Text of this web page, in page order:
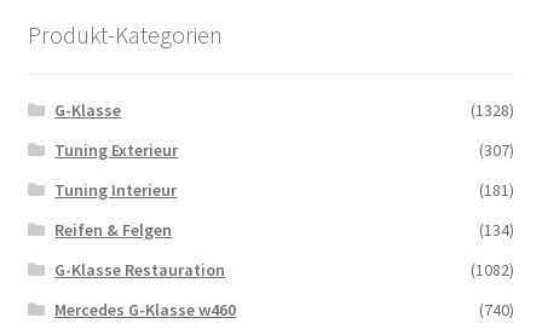
Produkt-Kategorien
G-Klasse
(1328)
Tuning Exterieur
(307)
Tuning Interieur
(181)
Reifen & Felgen
(134)
G-Klasse Restauration
(1082)
Mercedes G-Klasse w460
(740)